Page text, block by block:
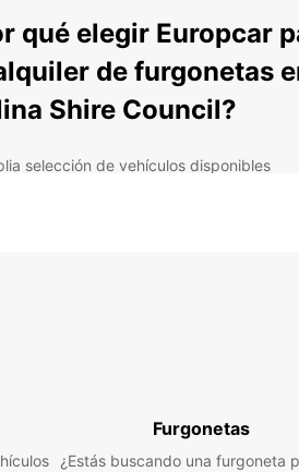
qué elegir Europcar
de furgonetas
Shire Council?
selección de vehículos disponibles
en línea es rápido y sencillo,
Furgonetas
¿Estás buscando una furgoneta